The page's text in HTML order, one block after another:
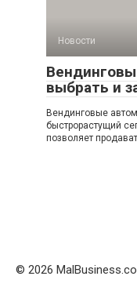
Новости
выбрать и
Вендинговые
быстрорастущий
позволяет
© 2026